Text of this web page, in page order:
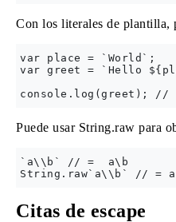
Con los literales de plantilla,
var place = `World`;
var greet = `Hello
Puede usar String.raw para
`a\\b` // =  a\b
Citas de escape